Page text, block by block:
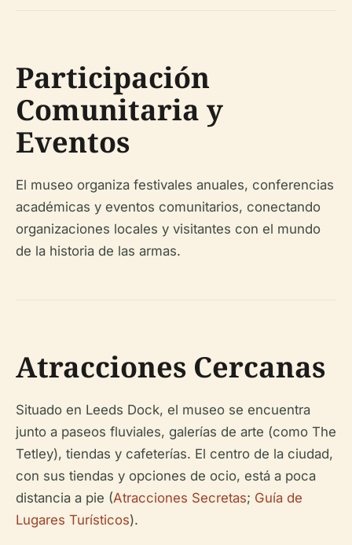
Participación
Comunitaria y
Eventos
El museo organiza festivales anuales, conferencias
académicas y eventos comunitarios, conectando
organizaciones locales y visitantes con el mundo
de la historia de las armas.
Atracciones Cercanas
Situado en Leeds Dock, el museo se encuentra
junto a paseos fluviales, galerías de arte (como The
Tetley), tiendas y cafeterías. El centro de la ciudad,
con sus tiendas y opciones de ocio, está a poca
distancia a pie (Atracciones Secretas; Guía de
Lugares Turísticos).